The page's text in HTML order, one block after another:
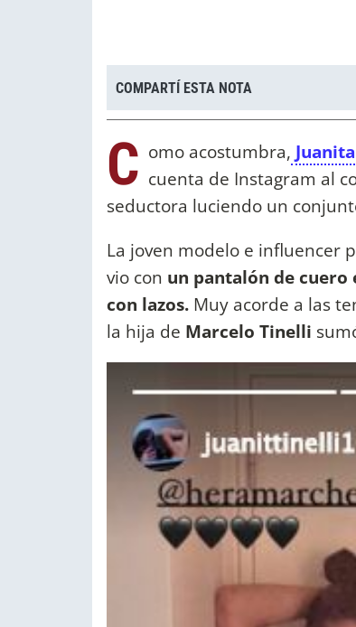
COMPARTÍ ESTA NOTA
C omo acostumbra,
cuenta de Instagram al
seductora luciendo un
La joven modelo e influencer
vio con un pantalón de cuero
con lazos. Muy acorde a las
la hija de Marcelo Tinelli